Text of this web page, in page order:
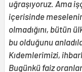
uğraşıyoruz. Ama
içerisinde
olmadığını, bütün
bu olduğunu
Kıdemlerimizi,
Bugünkü faiz